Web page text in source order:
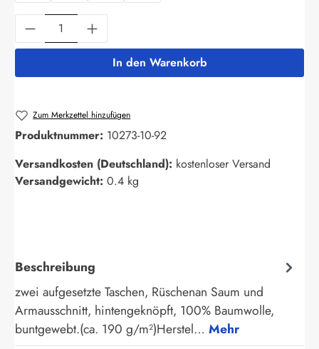
Produkt Anzahl: Gib den gewünschten
In den Warenkorb
Zum Merkzettel hinzufügen
Produktnummer: 10273-10-92
Versandkosten (Deutschland): kostenloser Versand
Versandgewicht: 0.4 kg
Beschreibung
zwei aufgesetzte Taschen, Rüschenan Saum und
Armausschnitt, hintengeknöpft, 100% Baumwolle,
buntgewebt.(ca. 190 g/m²)Herstel… Mehr